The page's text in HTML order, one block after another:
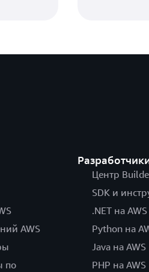
AWS
по
Центр
SDK и
.NET на AWS
Python на
Java на AWS
PHP на AWS